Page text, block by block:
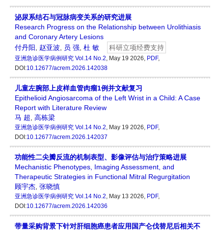
泌尿系结石与冠脉病变关系的研究进展
Research Progress on the Relationship between Urolithiasis
and Coronary Artery Lesions
付丹阳
赵亚波 员 强 杜 敏 科研立项经费支持
亚洲急诊医学病例研究 Vol.14 No.2, May 19 2026, PDF,
DOI:10.12677/acrem.2026.142038
儿童左腕部上皮样血管肉瘤1例并文献复习
Epithelioid Angiosarcoma of the Left Wrist in a Child: A Case
Report with Literature Review
马 超 高栋梁
亚洲急诊医学病例研究 Vol.14 No.2, May 19 2026, PDF,
DOI:10.12677/acrem.2026.142037
功能性二尖瓣反流的机制表型、影像评估与治疗策略进展
Mechanistic Phenotypes, Imaging Assessment, and
Therapeutic Strategies in Functional Mitral Regurgitation
顾宇杰 张晓慎
亚洲急诊医学病例研究 Vol.14 No.2, May 13 2026, PDF,
DOI:10.12677/acrem.2026.142036
带量采购背景下针对肝细胞癌患者应用国产仑伐替尼后相关不